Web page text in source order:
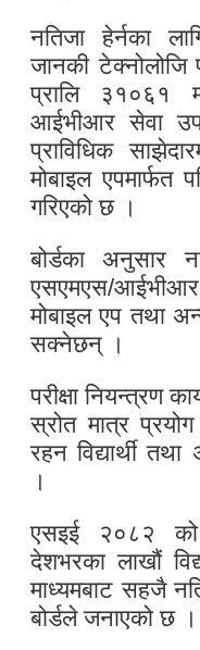
नतिजा हेर्नका
जानकी
प्रालि ३१०६१
आईभीआर सेवा
प्राविधिक
मोबाइल एपमार्फत
गरिएको छ ।
बोर्डका अनुसार
एसएमएस/
मोबाइल एप तथा
सक्नेछन् ।
परीक्षा नियन्त्रण
स्रोत मात्र
रहन विद्यार्थी
।
एसइई २०८२ को
देशभरका लाखौं
माध्यमबाट सहजै
बोर्डले जनाएको छ ।